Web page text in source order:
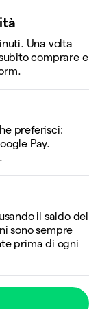
Una volta
comprare e
preferisci:
Pay.
il saldo del
sono sempre
prima di ogni